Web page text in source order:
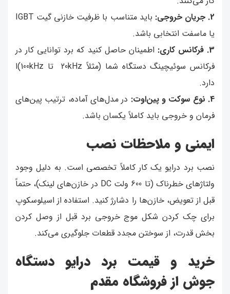
2. جریان خروجی:
باید متناسب با ظرفیت خازنی گیت IGBT
یا ماسفت انتخابی باشد.
3. فرکانس کاری:
اطمینان حاصل کنید که برد توانایی کار در
فرکانس سوئیچینگ دستگاه شما (مثلاً 20kHz تا 100kHz)ا
دارد.
4. نوع سوکت و پین‌اوت:
در مدل‌های آماده، ترتیب پین‌های
فرمان و خروجی باید کاملاً یکسان باشد.
ایمنی و ملاحظات نصب
نصب برد درایو یک کار کاملاً تخصصی است. به دلیل وجود
ولتاژهای خطرناک (تا 600 ولت DC در خازن‌های لینک)، حتماً
قبل از تعویض، خازن‌ها را دشارژ کنید. استفاده از اسیلوسکوپ
برای چک کردن شکل موج خروجی برد قبل از وصل کردن
بخش قدرت، از سوختن مجدد قطعات جلوگیری می‌کند.
خرید و قیمت برد درایو دستگاه
جوش از فروشگاه مقدم